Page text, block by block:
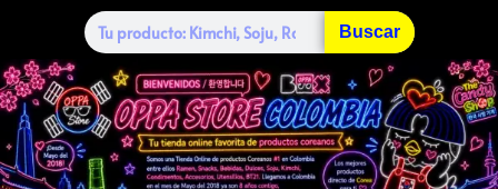
Buscar